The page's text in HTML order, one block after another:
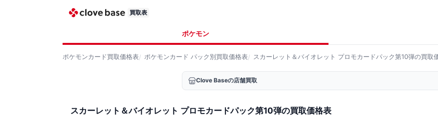
買取表
ポケモン
ポケモンカード買取価格表 ポケモンカード パック別買取価格表 スカーレット＆バイオレット プロモカードパック第10弾の買取
Clove Baseの店舗買取
スカーレット＆バイオレット プロモカードパック第10弾の買取価格表